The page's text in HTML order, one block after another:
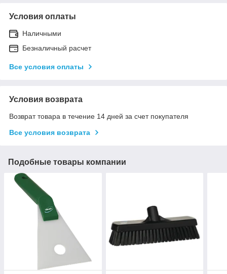
Условия оплаты
Наличными
Безналичный расчет
Все условия оплаты
Условия возврата
Возврат товара в течение 14 дней за счет покупателя
Все условия возврата
Подобные товары компании